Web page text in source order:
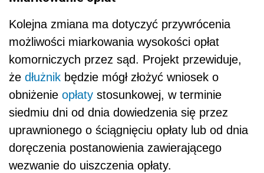
Kolejna zmiana ma dotyczyć przywrócenia
możliwości miarkowania wysokości opłat
komorniczych przez sąd. Projekt przewiduje,
że dłużnik będzie mógł złożyć wniosek o
obniżenie opłaty stosunkowej, w terminie
siedmiu dni od dnia dowiedzenia się przez
uprawnionego o ściągnięciu opłaty lub od dnia
doręczenia postanowienia zawierającego
wezwanie do uiszczenia opłaty.